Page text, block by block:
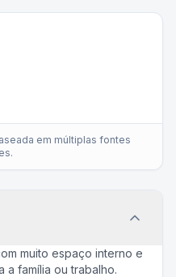
em múltiplas fontes
muito espaço interno e
a família ou trabalho.